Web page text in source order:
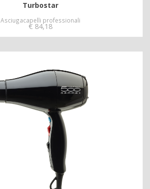
Turbostar
Asciugacapelli professionali
€ 84,18